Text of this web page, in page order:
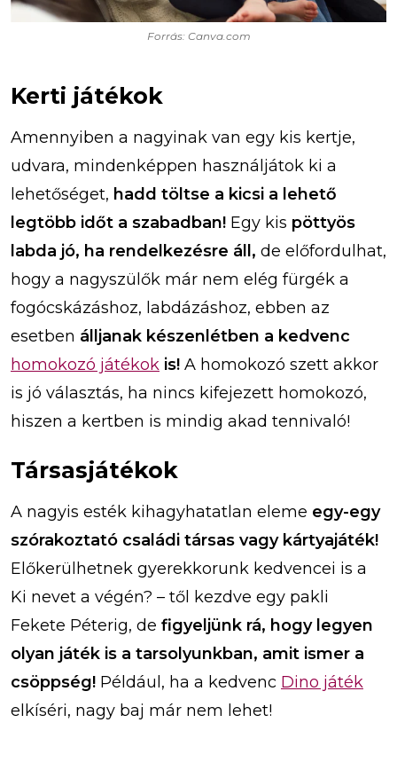
Forrás: Canva.com
Kerti játékok
Amennyiben a nagyinak van egy kis kertje,
udvara, mindenképpen használjátok ki a
lehetőséget, hadd töltse a kicsi a lehető
legtöbb időt a szabadban! Egy kis pöttyös
labda jó, ha rendelkezésre áll, de előfordulhat,
hogy a nagyszülők már nem elég fürgék a
fogócskázáshoz, labdázáshoz, ebben az
esetben álljanak készenlétben a kedvenc
homokozó játékok is! A homokozó szett akkor
is jó választás, ha nincs kifejezett homokozó,
hiszen a kertben is mindig akad tennivaló!
Társasjátékok
A nagyis esték kihagyhatatlan eleme egy-egy
szórakoztató családi társas vagy kártyajáték!
Előkerülhetnek gyerekkorunk kedvencei is a
Ki nevet a végén? – től kezdve egy pakli
Fekete Péterig, de figyeljünk rá, hogy legyen
olyan játék is a tarsolyunkban, amit ismer a
csöppség! Például, ha a kedvenc Dino játék
elkíséri, nagy baj már nem lehet!